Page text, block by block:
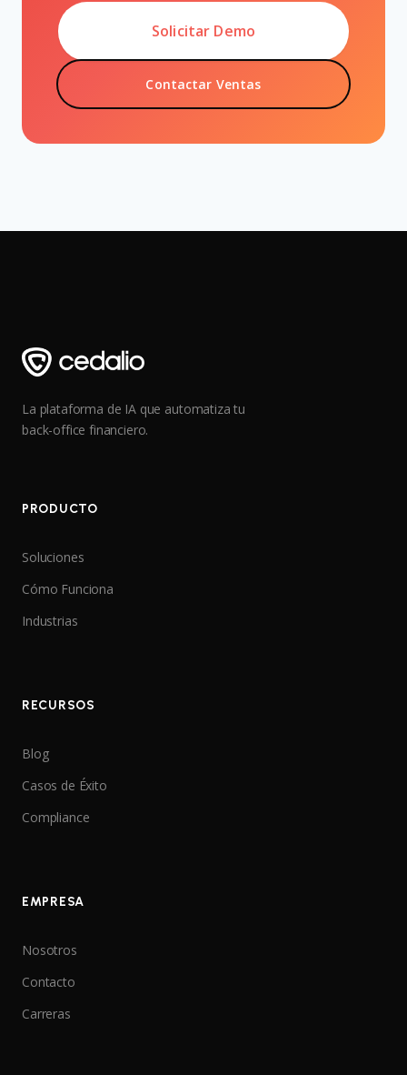
Solicitar Demo
Contactar Ventas
La plataforma de IA que automatiza tu
back-office financiero.
PRODUCTO
Soluciones
Cómo Funciona
Industrias
RECURSOS
Blog
Casos de Éxito
Compliance
EMPRESA
Nosotros
Contacto
Carreras